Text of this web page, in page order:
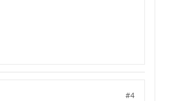
#4